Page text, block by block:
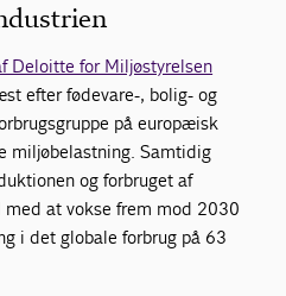
Deloitte for Miljøstyrelsen
efter fødevare-, bolig- og
på europæisk
miljøbelastning. Samtidig
og forbruget af
at vokse frem mod 2030
i det globale forbrug på 63